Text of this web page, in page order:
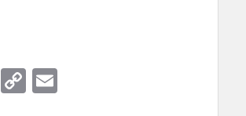
CopyEmail